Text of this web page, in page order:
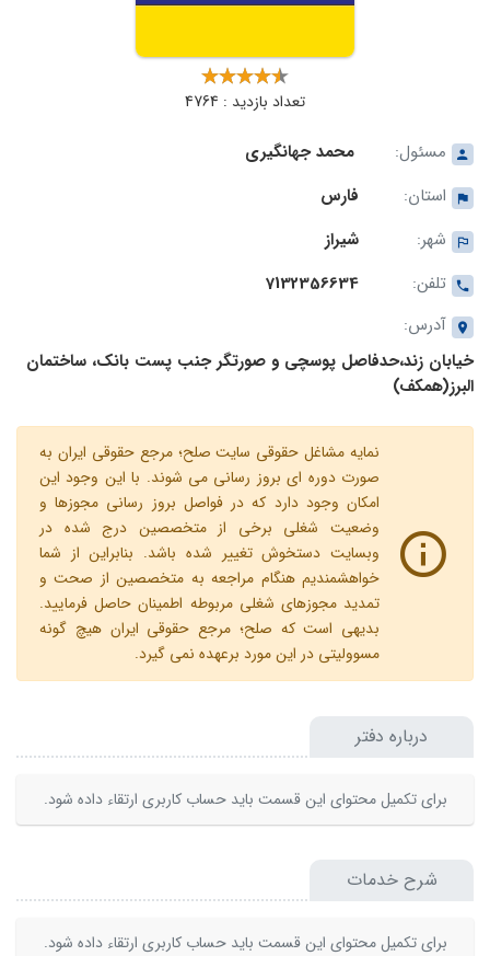
تعداد بازدید : 4764
مسئول:
محمد جهانگیری
استان:
فارس
شهر:
شیراز
تلفن:
7132356634
آدرس:
خیابان زند،حدفاصل پوسچی و صورتگر جنب پست بانک، ساختمان
البرز(همکف)
نمایه مشاغل حقوقی سایت صلح؛ مرجع حقوقی ایران به
صورت دوره ای بروز رسانی می شوند. با این وجود این
امکان وجود دارد که در فواصل بروز رسانی مجوزها و
وضعیت شغلی برخی از متخصصین درج شده در
وبسایت دستخوش تغییر شده باشد. بنابراین از شما
خواهشمندیم هنگام مراجعه به متخصصین از صحت و
تمدید مجوزهای شغلی مربوطه اطمینان حاصل فرمایید.
بدیهی است که صلح؛ مرجع حقوقی ایران هیچ گونه
مسوولیتی در این مورد برعهده نمی گیرد.
درباره دفتر
برای تکمیل محتوای این قسمت باید حساب کاربری ارتقاء داده شود.
شرح خدمات
برای تکمیل محتوای این قسمت باید حساب کاربری ارتقاء داده شود.